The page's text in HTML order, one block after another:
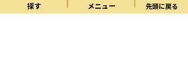
探す メニュー 先頭に戻る
子どもの健康